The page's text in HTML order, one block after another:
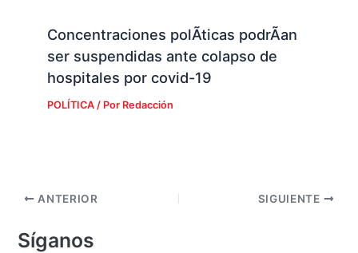
Concentraciones polÃ­ticas podrÃ­an
ser suspendidas ante colapso de
hospitales por covid-19
POLÍTICA/ Por Redacción
ANTERIOR SIGUIENTE
Síganos